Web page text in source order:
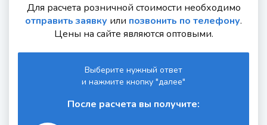
Для расчета розничной стоимости необходимо
отправить заявку или позвонить по телефону.
Цены на сайте являются оптовыми.
Выберите нужный ответ
и нажмите кнопку "далее"
После расчета вы получите: